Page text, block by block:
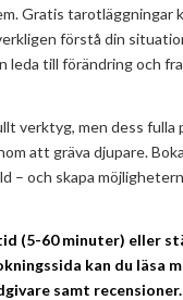
Gratis tarotläggningar
förstå din
leda till förändring och
verktyg, men dess fulla
att gräva djupare.
– och skapa
(5-60 minuter) eller
kan du läsa
samt recensioner.